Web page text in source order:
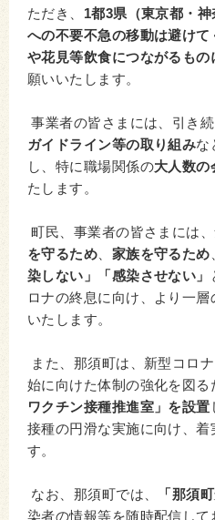
ただき、 1都3県（東京都・神
への不要不急の移動は避けて
や花見等飲食につながるもの
願いいたします。
事業者の皆さまには、引き続
ガイドライン等の取り組みな
し、特に職場関係の大人数の
たします。
町民、事業者の皆さまには
を守るため
家族を守るため
染しない」「感染させない」
ロナの終息に向け、より一
いたします。
また、那須町は、新型コロ
始に向けた体制の強化を図る
ワクチン接種推進室」を設置
接種の円滑な実施に向け、着
す。
なお、那須町では、 「那須
染者の情報等を随時配信し